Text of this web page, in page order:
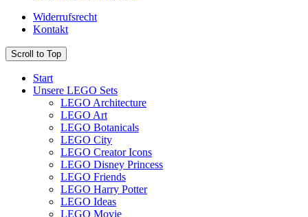
Widerrufsrecht
Kontakt
Scroll to Top
Start
Unsere LEGO Sets
LEGO Architecture
LEGO Art
LEGO Botanicals
LEGO City
LEGO Creator Icons
LEGO Disney Princess
LEGO Friends
LEGO Harry Potter
LEGO Ideas
LEGO Movie